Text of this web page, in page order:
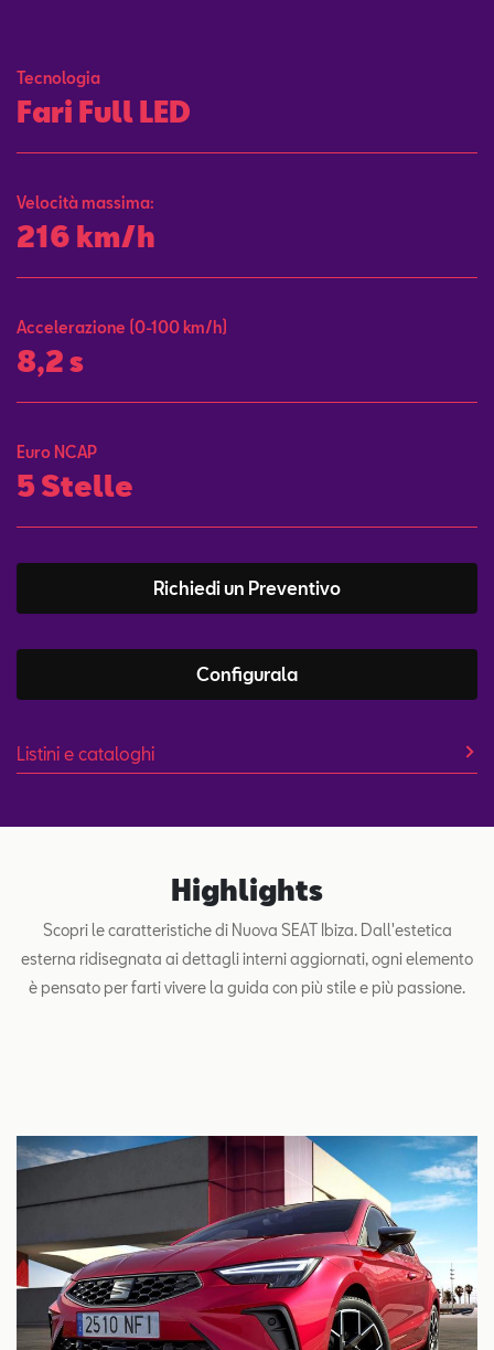
Configuratore
Tecnologia
Fari Full LED
Velocità massima:
216 km/h
Accelerazione (0-100 km/h)
8,2 s
Euro NCAP
5 Stelle
Richiedi un Preventivo
Configurala
Listini e cataloghi
Highlights
Scopri le caratteristiche di Nuova SEAT Ibiza. Dall'estetica
esterna ridisegnata ai dettagli interni aggiornati, ogni elemento
è pensato per farti vivere la guida con più stile e più passione.